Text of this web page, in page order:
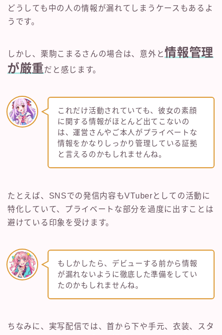
どうしても中の人の情報が漏れてしまうケースもあるよ
うです。
しかし、栗駒こまるさんの場合は、意外と情報管理
が厳重だと感じます。
これだけ活動されていても、彼女の素顔
に関する情報がほとんど出てこないの
は、運営さんやご本人がプライベートな
情報をかなりしっかり管理している証拠
と言えるのかもしれませんね。
たとえば、SNSでの発信内容もVTuberとしての活動に
特化していて、プライベートな部分を過度に出すことは
避けている印象を受けます。
もしかしたら、デビューする前から情報
が漏れないように徹底した準備をしてい
たのかもしれませんね。
ちなみに、実写配信では、首から下や手元、衣装、スタ